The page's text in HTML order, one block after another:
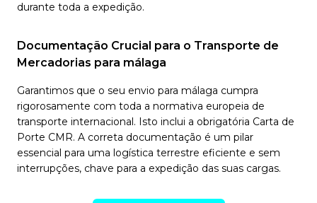
durante toda a expedição.
Documentação Crucial para o Transporte de
Mercadorias para málaga
Garantimos que o seu envio para málaga cumpra
rigorosamente com toda a normativa europeia de
transporte internacional. Isto inclui a obrigatória Carta de
Porte CMR. A correta documentação é um pilar
essencial para uma logística terrestre eficiente e sem
interrupções, chave para a expedição das suas cargas.